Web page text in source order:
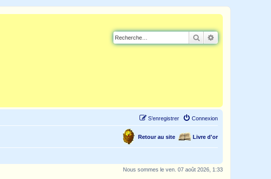
Rechercher
Connexion
S’enregistrer
Livre d'or
Retour au site
Nous sommes le ven. 07 août 2026, 1:33